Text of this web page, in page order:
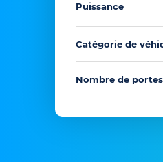
Puissance
Catégorie de
Nombre de portes